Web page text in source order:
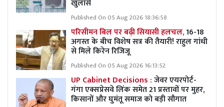
खुलासे
Published On 05 Aug 2026 18:36:58
परिसीमन बिल पर बढ़ी सियासी हलचल,16-18
अगस्त के बीच विशेष सत्र की तैयारी! राहुल गांधी
से मिले किरेन रिजिजू
Published On 05 Aug 2026 16:13:52
UP Cabinet Decisions :जेवर एयरपोर्ट-
गंगा एक्सप्रेसवे लिंक समेत 21 प्रस्तावों पर मुहर,
किसानों और घुमंतू समाज को बड़ी सौगात